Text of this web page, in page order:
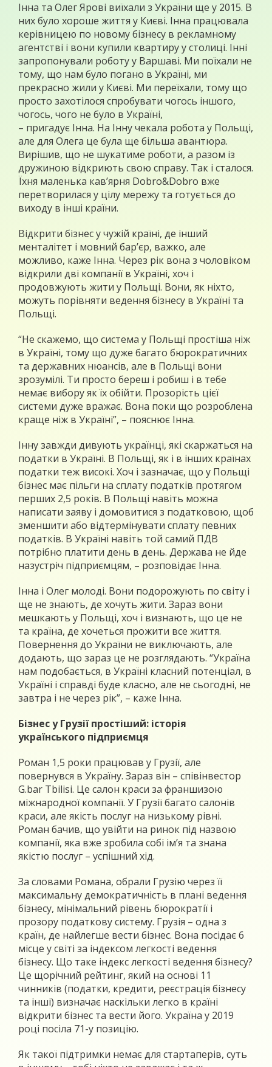
Інна та Олег Ярові виїхали з України ще у 2015. В
них було хороше життя у Києві. Інна працювала
керівницею по новому бізнесу в рекламному
агентстві і вони купили квартиру у столиці. Інні
запропонували роботу у Варшаві. Ми поїхали не
тому, що нам було погано в Україні, ми
прекрасно жили у Києві. Ми переїхали, тому що
просто захотілося спробувати чогось іншого,
чогось, чого не було в Україні,
– пригадує Інна. На Інну чекала робота у Польщі,
але для Олега це була ще більша авантюра.
Вирішив, що не шукатиме роботи, а разом із
дружиною відкриють свою справу. Так і сталося.
Їхня маленька кав’ярня Dobro&Dobro вже
перетворилася у цілу мережу та готується до
виходу в інші країни.
Відкрити бізнес у чужій країні, де інший
менталітет і мовний бар’єр, важко, але
можливо, каже Інна. Через рік вона з чоловіком
відкрили дві компанії в Україні, хоч і
продовжують жити у Польщі. Вони, як ніхто,
можуть порівняти ведення бізнесу в Україні та
Польщі.
“Не скажемо, що система у Польщі простіша ніж
в Україні, тому що дуже багато бюрократичних
та державних нюансів, але в Польщі вони
зрозумілі. Ти просто береш і робиш і в тебе
немає вибору як їх обійти. Прозорість цієї
системи дуже вражає. Вона поки що розроблена
краще ніж в Україні”, – пояснює Інна.
Інну завжди дивують українці, які скаржаться на
податки в Україні. В Польщі, як і в інших країнах
податки теж високі. Хоч і зазначає, що у Польщі
бізнес має пільги на сплату податків протягом
перших 2,5 років. В Польщі навіть можна
написати заяву і домовитися з податковою, щоб
зменшити або відтермінувати сплату певних
податків. В Україні навіть той самий ПДВ
потрібно платити день в день. Держава не йде
назустріч підприємцям, – розповідає Інна.
Інна і Олег молоді. Вони подорожують по світу і
ще не знають, де хочуть жити. Зараз вони
мешкають у Польщі, хоч і визнають, що це не
та країна, де хочеться прожити все життя.
Повернення до України не виключають, але
додають, що зараз це не розглядають. “Україна
нам подобається, в Україні класний потенціал, в
Україні і справді буде класно, але не сьогодні, не
завтра і не через рік”, – каже Інна.
Бізнес у Грузії простіший: історія
українського підприємця
Роман 1,5 роки працював у Грузії, але
повернувся в Україну. Зараз він – співінвестор
G.bar Tbilisi. Це салон краси за франшизою
міжнародної компанії. У Грузії багато салонів
краси, але якість послуг на низькому рівні.
Роман бачив, що увійти на ринок під назвою
компанії, яка вже зробила собі ім’я та знана
якістю послуг – успішний хід.
За словами Романа, обрали Грузію через її
максимальну демократичність в плані ведення
бізнесу, мінімальний рівень бюрократії і
прозору податкову систему. Грузія – одна з
країн, де найлегше вести бізнес. Вона посідає 6
місце у світі за індексом легкості ведення
бізнесу. Що таке індекс легкості ведення бізнесу?
Це щорічний рейтинг, який на основі 11
чинників (податки, кредити, реєстрація бізнесу
та інші) визначає наскільки легко в країні
відкрити бізнес та вести його. Україна у 2019
році посіла 71-у позицію.
Як такої підтримки немає для стартаперів, суть